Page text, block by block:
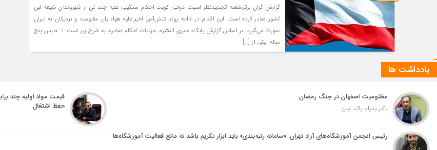
گزارش گران برتر،شعبه تجدیدنظر امنیت دولتی کویت احکام سنگینی علیه چند تن از شهروندان شیعه این
کشور صادر کرده است. این اقدام در ادامه روند تنش‌آمیز اخیر علیه هواداران مقاومت و نزدیکان به ایران
صورت می‌گیرد. بر اساس گزارش پایگاه خبری النشره، جزئیات احکام صادره به شرح زیر است: ۱. حبس پنج
ساله: یکی از […]
یادداشت ها
مظلومیت اصفهان در جنگ رمضان
دکتر پدرام پاک آیین
قیمت مواد اولیه چند
حفظ اشتغال
رئیس انجمن آموزشگاه‌های آزاد تهران: «سامانه رتبه‌بندی» باید ابزار تکریم باشد نه مانع فعالیت آموزشگاه‌ها